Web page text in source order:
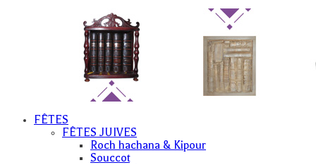
FÊTES
FÊTES JUIVES
Roch hachana & Kipour
Souccot